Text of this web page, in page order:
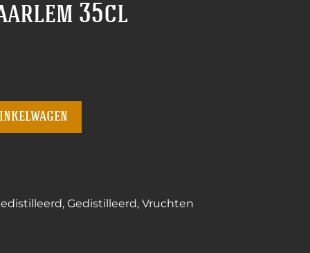
35cl
,Gedistilleerd,Vruchten